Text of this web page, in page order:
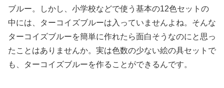
ブルー。しかし、小学校などで使う基本の12色セットの
中には、ターコイズブルーは入っていませんよね。そんな
ターコイズブルーを簡単に作れたら面白そうなのにと思っ
たことはありませんか。実は色数の少ない絵の具セットで
も、ターコイズブルーを作ることができるんです。